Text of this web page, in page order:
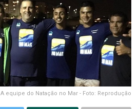
A equipe do Natação no Mar - Foto: Reprodução